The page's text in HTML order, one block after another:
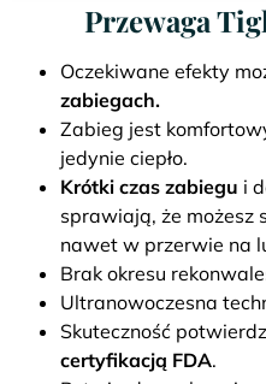
Przewaga
Oczekiwane efekty
zabiegach.
Zabieg jest
jedynie ciepło.
Krótki czas zabiegu i
sprawiają, że możesz
nawet w przerwie na
Brak okresu
Ultranowoczesna
Skuteczność
certyfikacją FDA.